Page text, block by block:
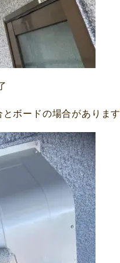
ボードの場合があります